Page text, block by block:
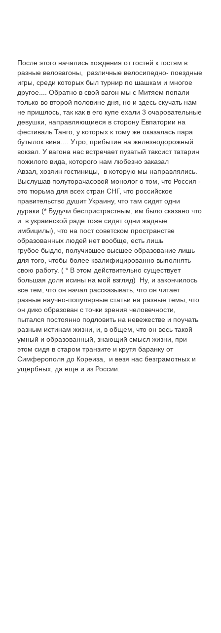
После этого начались хождения от гостей к гостям в
разные веловагоны, различные велосипедно- поездные
игры, среди которых был турнир по шашкам и многое
другое.... Обратно в свой вагон мы с Митяем попали
только во второй половине дня, но и здесь скучать нам
не пришлось, так как в его купе ехали 3 очаровательные
девушки, направляющиеся в сторону Евпатории на
фестиваль Танго, у которых к тому же оказалась пара
бутылок вина.... Утро, прибытие на железнодорожный
вокзал. У вагона нас встречает пузатый таксист татарин
пожилого вида, которого нам любезно заказал
Авзал, хозяин гостиницы, в которую мы направлялись.
Выслушав полуторачасовой монолог о том, что Россия -
это тюрьма для всех стран СНГ, что российское
правительство душит Украину, что там сидят одни
дураки (* Будучи беспристрастным, им было сказано что
и в украинской раде тоже сидят одни жадные
имбицилы), что на пост советском пространстве
образованных людей нет вообще, есть лишь
грубое быдло, получившее высшее образование лишь
для того, чтобы более квалифицированно выполнять
свою работу. ( * В этом действительно существует
большая доля исины на мой взгляд) Ну, и закончилось
все тем, что он начал рассказывать, что он читает
разные научно-популярные статьи на разные темы, что
он дико образован с точки зрения человечности,
пытался постоянно подловить на невежестве и поучать
разным истинам жизни, и, в общем, что он весь такой
умный и образованный, знающий смысл жизни, при
этом сидя в старом транзите и крутя баранку от
Симферополя до Кореиза, и везя нас безграмотных и
ущербных, да еще и из России.